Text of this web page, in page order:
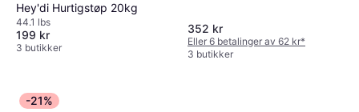
Hey'di Hurtigstøp 20kg
44.1 lbs
199 kr
3 butikker
352 kr
Eller 6 betalinger av 62 kr*
3 butikker
-21%